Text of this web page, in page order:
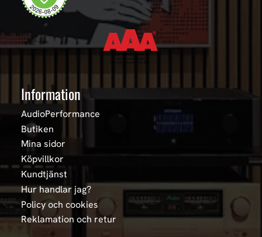
Information
AudioPerformance
Butiken
Mina sidor
Köpvillkor
Kundtjänst
Hur handlar jag?
Policy och cookies
Reklamation och retur